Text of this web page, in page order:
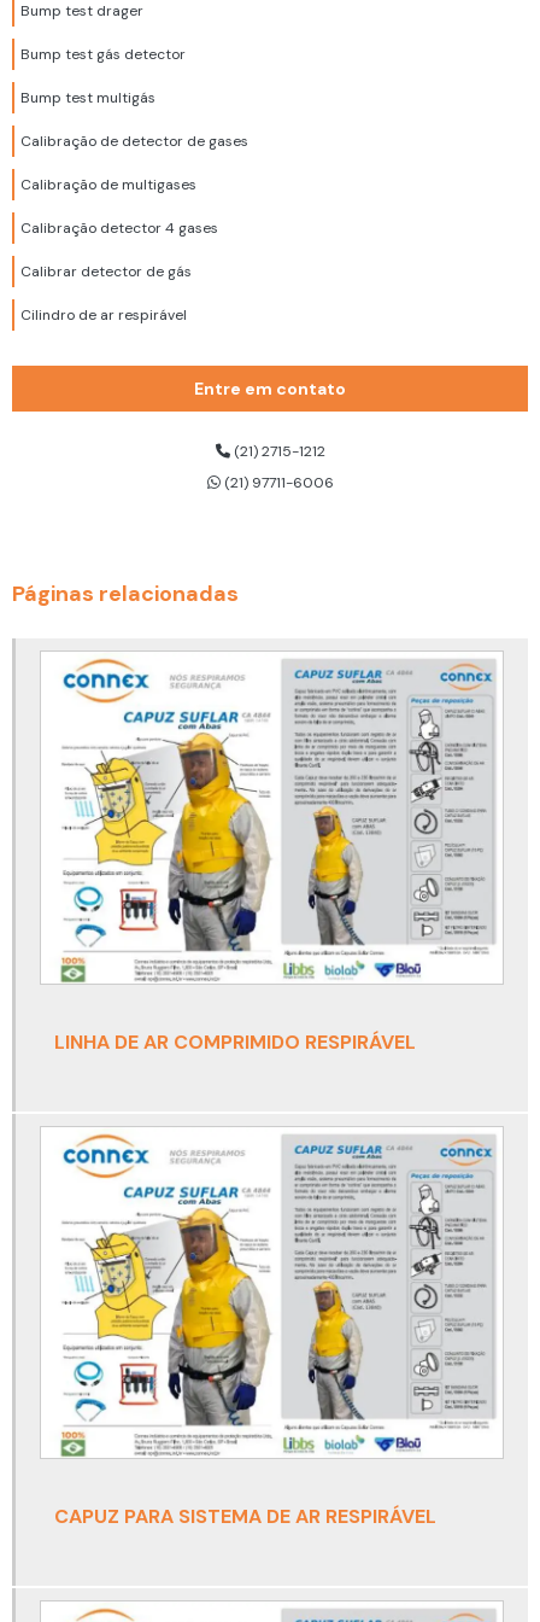
Bump test drager
Bump test gás detector
Bump test multigás
Calibração de detector de gases
Calibração de multigases
Calibração detector 4 gases
Calibrar detector de gás
Cilindro de ar respirável
Cilindro de ar respirável dräger
Cinto de segurança 3 pontos
Cinto de segurança com talabarte duplo
Cinto de segurança com talabarte para eletricista
Cinto de segurança com talabarte preço
Cinto de segurança tipo paraquedista
Cinto de segurança tipo paraquedista com talabarte
Cinto de segurança trabalho em altura
Cinto de segurança trabalho em altura para eletricista
Cinto para trabalho em altura acima de 100 kg
Cinto paraquedista para espaço confinado
Cinto paraquedista para soldador
Conjunto autônomo
Conjunto autônomo de ar respirável
Conjunto autônomo de ar respirável draeger
Conjunto autônomo de proteção respiratória
Conjunto autônomo drager
Conjunto autônomo para espaço confinado
Detector de amônia nh3
Entre em contato
(21) 2715-1212
(21) 97711-6006
Páginas relacionadas
LINHA DE AR COMPRIMIDO RESPIRÁVEL
CAPUZ PARA SISTEMA DE AR RESPIRÁVEL